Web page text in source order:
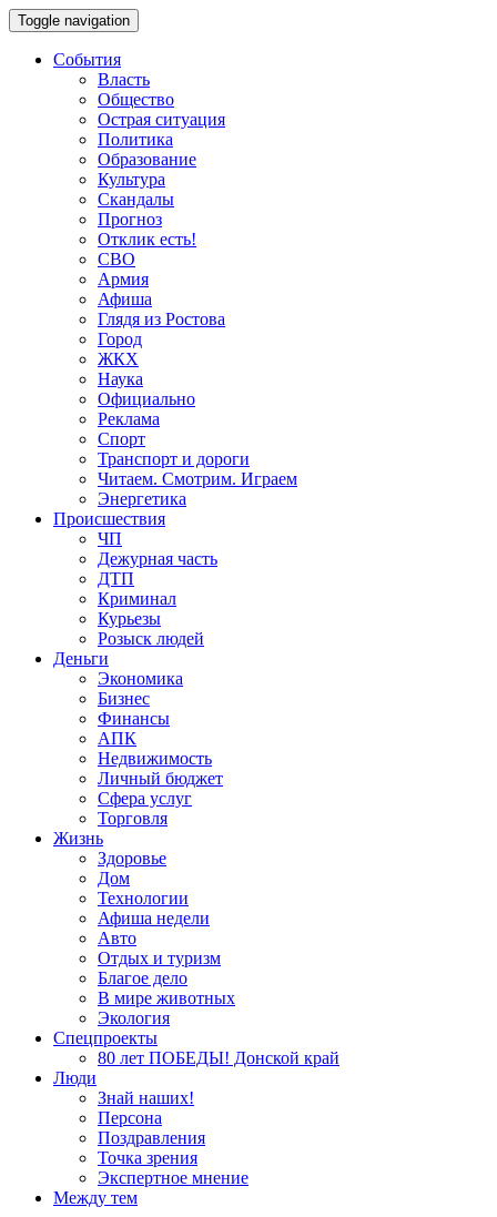
Toggle navigation
События
Власть
Общество
Острая ситуация
Политика
Образование
Культура
Скандалы
Прогноз
Отклик есть!
СВО
Армия
Афиша
Глядя из Ростова
Город
ЖКХ
Наука
Официально
Реклама
Спорт
Транспорт и дороги
Читаем. Смотрим. Играем
Энергетика
Происшествия
ЧП
Дежурная часть
ДТП
Криминал
Курьезы
Розыск людей
Деньги
Экономика
Бизнес
Финансы
АПК
Недвижимость
Личный бюджет
Сфера услуг
Торговля
Жизнь
Здоровье
Дом
Технологии
Афиша недели
Авто
Отдых и туризм
Благое дело
В мире животных
Экология
Спецпроекты
80 лет ПОБЕДЫ! Донской край
Люди
Знай наших!
Персона
Поздравления
Точка зрения
Экспертное мнение
Между тем